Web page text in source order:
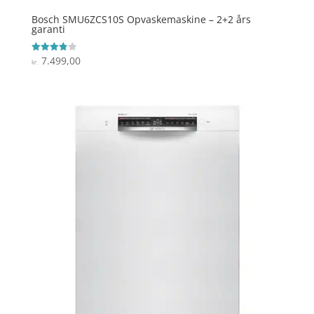
Bosch SMU6ZCS10S Opvaskemaskine – 2+2 års
garanti
Vurderet
3.9
kr.7.499,00